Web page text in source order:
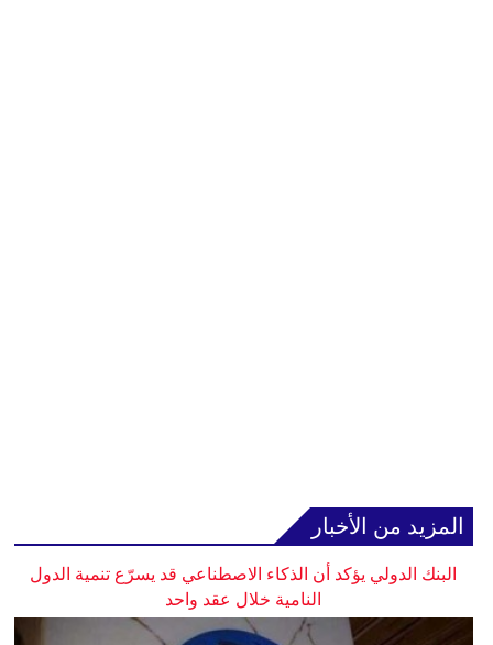
المزيد من الأخبار
البنك الدولي يؤكد أن الذكاء الاصطناعي قد يسرّع تنمية الدول
النامية خلال عقد واحد